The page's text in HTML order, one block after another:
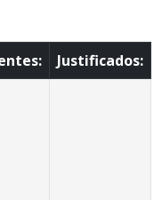
Justificados: